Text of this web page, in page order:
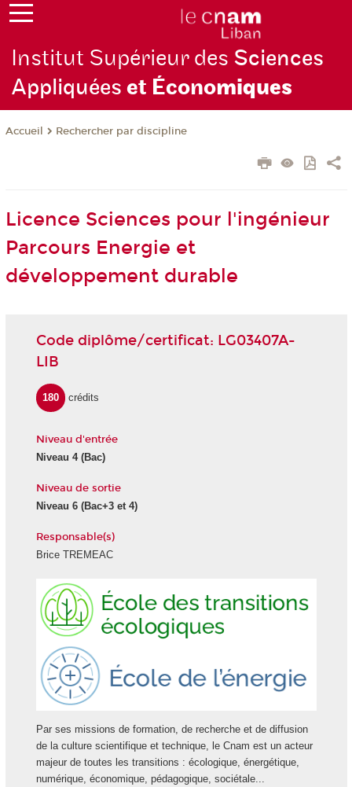
Institut Supérieur des Sciences
Appliquéeset Économiques
Accueil Rechercher par discipline
Licence Sciences pour l'ingénieur
Parcours Energie et
développement durable
Code diplôme/certificat: LG03407A-
LIB
180 crédits
Niveau d'entrée
Niveau 4 (Bac)
Niveau de sortie
Niveau 6 (Bac+3 et 4)
Responsable(s)
Brice TREMEAC
Ecole
des
transitions
écologiques
Par ses missions de formation, de recherche et de diffusion
de la culture scientifique et technique, le Cnam est un acteur
majeur de toutes les transitions : écologique, énergétique,
numérique, économique, pédagogique, sociétale...